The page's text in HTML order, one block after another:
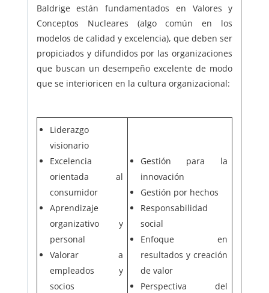
Baldrige están fundamentados en Valores y
Conceptos Nucleares (algo común en los
modelos de calidad y excelencia), que deben ser
propiciados y difundidos por las organizaciones
que buscan un desempeño excelente de modo
que se interioricen en la cultura organizacional:
Liderazgo
visionario
Excelencia
orientada al
consumidor
Aprendizaje
organizativo y
personal
Valorar a
empleados y
socios
Gestión para la
innovación
Gestión por hechos
Responsabilidad
social
Enfoque en
resultados y creación
de valor
Perspectiva del